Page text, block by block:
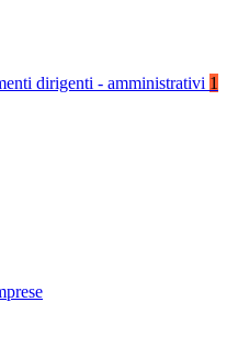
dirigenti - amministrativi 1